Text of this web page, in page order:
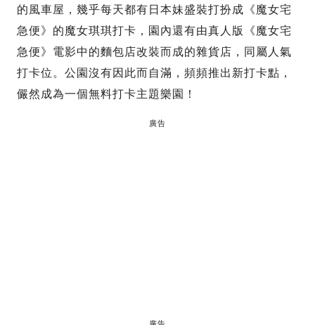
的風車屋，幾乎每天都有日本妹盛裝打扮成《魔女宅
急便》的魔女琪琪打卡，園內還有由真人版《魔女宅
急便》電影中的麵包店改裝而成的雜貨店，同屬人氣
打卡位。公園沒有因此而自滿，頻頻推出新打卡點，
儼然成為一個無料打卡主題樂園！
廣告